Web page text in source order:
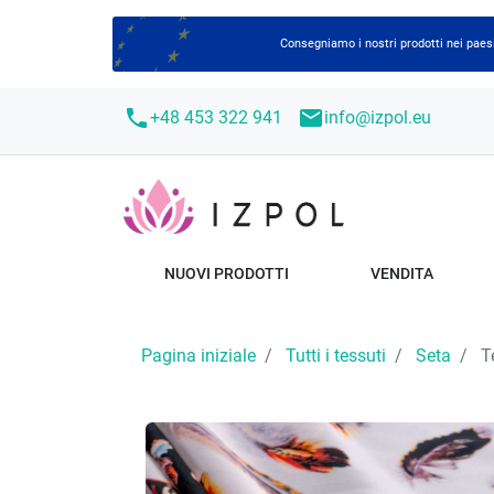
Consegniamo i nostri prodotti nei
call+48 453 322 941 mailinfo@izpol.eu
NUOVI PRODOTTI VENDITA
Pagina iniziale Tutti i tessuti Seta